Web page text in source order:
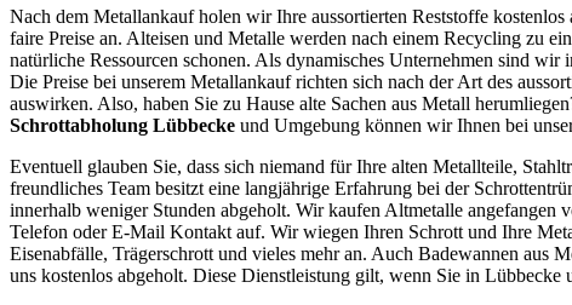
Nach dem Metallankauf holen wir Ihre aussortierten Reststoffe
faire Preise an. Alteisen und Metalle werden nach einem Recycling zu
natürliche Ressourcen schonen. Als dynamisches Unternehmen sind
Die Preise bei unserem Metallankauf richten sich nach der Art des
auswirken. Also, haben Sie zu Hause alte Sachen aus Metall
Schrottabholung Lübbecke und Umgebung können wir Ihnen bei
Eventuell glauben Sie, dass sich niemand für Ihre alten Metallteile,
freundliches Team besitzt eine langjährige Erfahrung bei der
innerhalb weniger Stunden abgeholt. Wir kaufen Altmetalle
Telefon oder E-Mail Kontakt auf. Wir wiegen Ihren Schrott und Ihre
Eisenabfälle, Trägerschrott und vieles mehr an. Auch Badewannen aus
uns kostenlos abgeholt. Diese Dienstleistung gilt, wenn Sie in Lübbecke